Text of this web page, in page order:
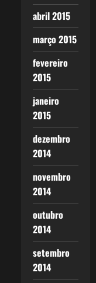
abril 2015
março 2015
fevereiro
2015
janeiro
2015
dezembro
2014
novembro
2014
outubro
2014
setembro
2014